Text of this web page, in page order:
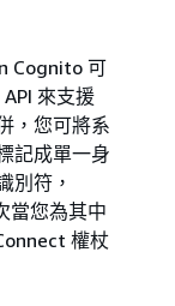
Cognito 可
API 來支援
，您可將系
記成單一身
別符，
當您為其中
權杖